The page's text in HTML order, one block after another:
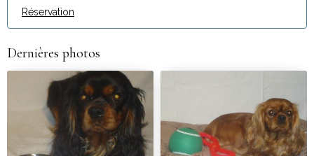
Réservation
Dernières photos